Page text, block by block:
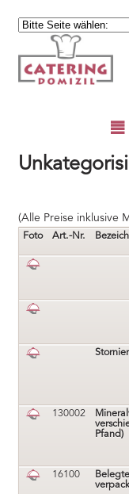
(Alle Preise inklusive
Foto Art.-Nr.
130002
Pfand)
16100